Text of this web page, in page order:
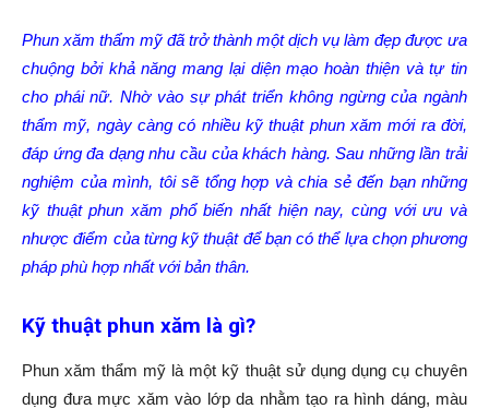
Phun xăm thẩm mỹ đã trở thành một dịch vụ làm đẹp được ưa
chuộng bởi khả năng mang lại diện mạo hoàn thiện và tự tin
cho phái nữ. Nhờ vào sự phát triển không ngừng của ngành
thẩm mỹ, ngày càng có nhiều kỹ thuật phun xăm mới ra đời,
đáp ứng đa dạng nhu cầu của khách hàng. Sau những lần trải
nghiệm của mình, tôi sẽ tổng hợp và chia sẻ đến bạn những
kỹ thuật phun xăm phổ biến nhất hiện nay, cùng với ưu và
nhược điểm của từng kỹ thuật để bạn có thể lựa chọn phương
pháp phù hợp nhất với bản thân.
Kỹ thuật phun xăm là gì?
Phun xăm thẩm mỹ là một kỹ thuật sử dụng dụng cụ chuyên
dụng đưa mực xăm vào lớp da nhằm tạo ra hình dáng, màu